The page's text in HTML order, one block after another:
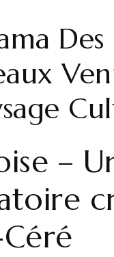
Des
–